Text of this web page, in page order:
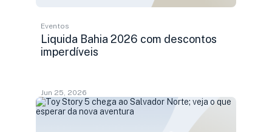
Eventos
Liquida Bahia 2026 com descontos
imperdíveis
Jun 25, 2026